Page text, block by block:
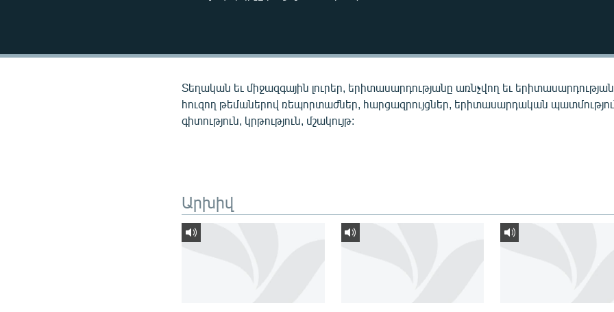
ՍՊՈՐՏ
Տեղական եւ միջազգային լուրեր, երիտասարդությանը առնչվող եւ
հուզող թեմաներով ռեպորտաժներ, հարցազրույցներ, երիտասարդական
գիտություն, կրթություն, մշակույթ:
Արխիվ